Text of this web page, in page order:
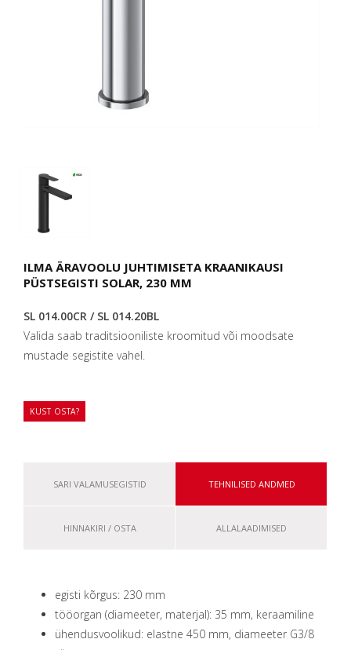
ILMA ÄRAVOOLU JUHTIMISETA KRAANIKAUSI
PÜSTSEGISTI SOLAR, 230 MM
SL 014.00CR / SL 014.20BL
Valida saab traditsiooniliste kroomitud või moodsate
mustade segistite vahel.
KUST OSTA?
SARI VALAMUSEGISTID TEHNILISED ANDMED
HINNAKIRI / OSTA ALLALAADIMISED
egisti kõrgus: 230 mm
tööorgan (diameeter, materjal): 35 mm, keraamiline
ühendusvoolikud: elastne 450 mm, diameeter G3/8